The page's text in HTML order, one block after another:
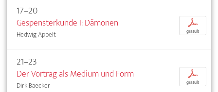
17–20
Gespensterkunde I: Dämonen
Hedwig Appelt
p
gratuit
21–23
Der Vortrag als Medium und Form
Dirk Baecker
p
gratuit